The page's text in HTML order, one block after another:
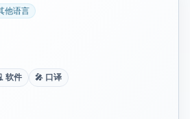
他语言
软件 🎤 口译